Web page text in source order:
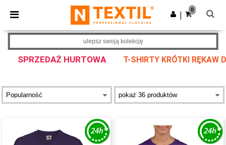
× Aplikacja Ntextil
Lepsze ceny w aplikacji!
Pobierz app
0
SPRZEDAŻ HURTOWA T-SHIRTY KRÓTKI RĘKAW
ulepsz swoją kolekcję